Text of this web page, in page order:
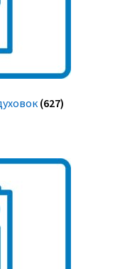
(627)